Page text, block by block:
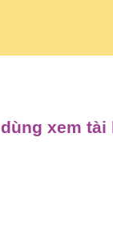
xem tài